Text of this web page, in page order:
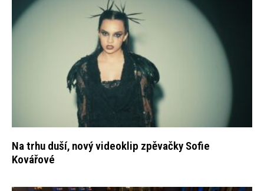
Na trhu duší, nový videoklip zpěvačky Sofie
Kovářové